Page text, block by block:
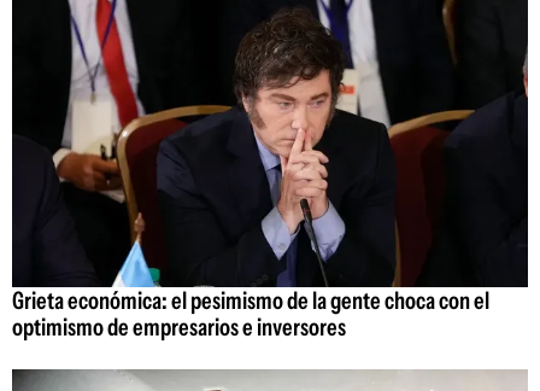
Grieta económica: el pesimismo de la gente choca con el
optimismo de empresarios e inversores